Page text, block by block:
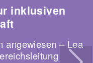
inklusiven
angewiesen – Lea